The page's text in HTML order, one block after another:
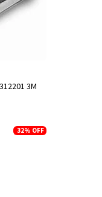
3M
32% OFF